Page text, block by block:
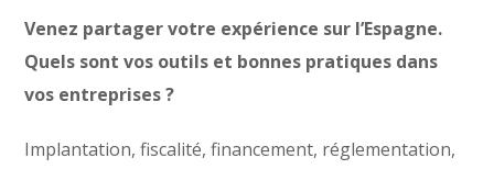
Venez partager votre expérience sur l’Espagne.
Quels sont vos outils et bonnes pratiques dans
vos entreprises ?
Implantation, fiscalité, financement, réglementation,